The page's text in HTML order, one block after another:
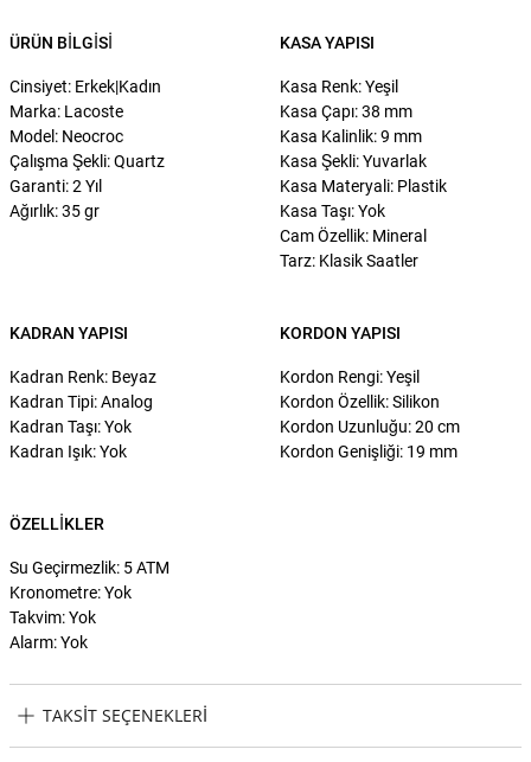
ÜRÜN BILGISI
Cinsiyet: Erkek|Kadın
Marka: Lacoste
Model: Neocroc
Çalışma Şekli: Quartz
Garanti: 2 Yıl
Ağırlık: 35 gr
KASA YAPISI
Kasa Renk: Yeşil
Kasa Çapı: 38 mm
Kasa Kalinlik: 9 mm
Kasa Şekli: Yuvarlak
Kasa Materyali: Plastik
Kasa Taşı: Yok
Cam Özellik: Mineral
Tarz: Klasik Saatler
KADRAN YAPISI
Kadran Renk: Beyaz
Kadran Tipi: Analog
Kadran Taşı: Yok
Kadran Işık: Yok
KORDON YAPISI
Kordon Rengi: Yeşil
Kordon Özellik: Silikon
Kordon Uzunluğu: 20 cm
Kordon Genişliği: 19 mm
ÖZELLIKLER
Su Geçirmezlik: 5 ATM
Kronometre: Yok
Takvim: Yok
Alarm: Yok
TAKSIT SEÇENEKLERI